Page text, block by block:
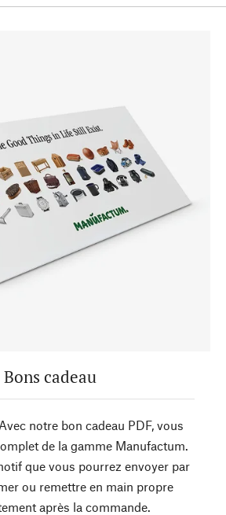
Bons cadeau
notre bon cadeau PDF, vous
de la gamme Manufactum.
que vous pourrez envoyer par
ou remettre en main propre
après la commande.